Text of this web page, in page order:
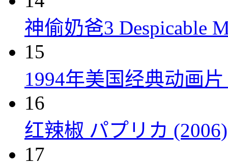
神偷奶爸3 Despicable
15
1994年美国经典动画
16
红辣椒 パプリカ (2006)
17